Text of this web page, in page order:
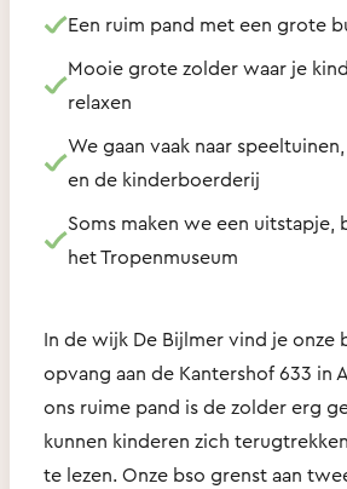
Een ruim pand met een grote
Mooie grote zolder waar je
relaxen
We gaan vaak naar
en de kinderboerderij
Soms maken we een uitstapje,
het Tropenmuseum
In de wijk De Bijlmer vind je onze
opvang aan de Kantershof 633 in
ons ruime pand is de zolder erg
kunnen kinderen zich
te lezen. Onze bso grenst aan